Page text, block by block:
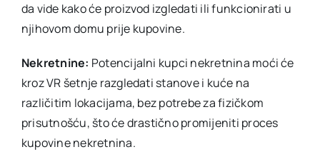
da vide kako će proizvod izgledati ili funkcionirati u
njihovom domu prije kupovine.
Nekretnine: Potencijalni kupci nekretnina moći će
kroz VR šetnje razgledati stanove i kuće na
različitim lokacijama, bez potrebe za fizičkom
prisutnošću, što će drastično promijeniti proces
kupovine nekretnina.